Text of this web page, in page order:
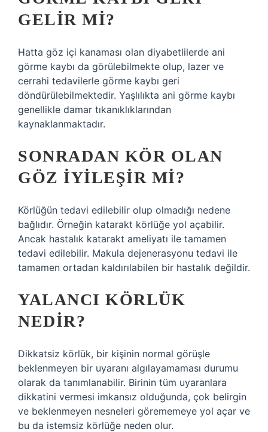
GELIR MI?
Hatta göz içi kanaması olan diyabetlilerde ani
görme kaybı da görülebilmekte olup, lazer ve
cerrahi tedavilerle görme kaybı geri
döndürülebilmektedir. Yaşlılıkta ani görme kaybı
genellikle damar tıkanıklıklarından
kaynaklanmaktadır.
SONRADAN KÖR OLAN
GÖZ IYILEŞIR MI?
Körlüğün tedavi edilebilir olup olmadığı nedene
bağlıdır. Örneğin katarakt körlüğe yol açabilir.
Ancak hastalık katarakt ameliyatı ile tamamen
tedavi edilebilir. Makula dejenerasyonu tedavi ile
tamamen ortadan kaldırılabilen bir hastalık değildir.
YALANCI KÖRLÜK
NEDIR?
Dikkatsiz körlük, bir kişinin normal görüşle
beklenmeyen bir uyaranı algılayamaması durumu
olarak da tanımlanabilir. Birinin tüm uyaranlara
dikkatini vermesi imkansız olduğunda, çok belirgin
ve beklenmeyen nesneleri görememeye yol açar ve
bu da istemsiz körlüğe neden olur.